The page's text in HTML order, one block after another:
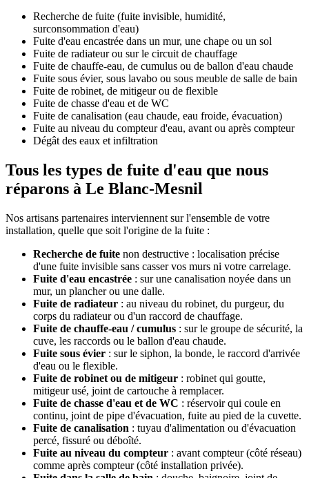
Recherche de fuite (fuite invisible, humidité,
surconsommation d'eau)
Fuite d'eau encastrée dans un mur, une chape ou un sol
Fuite de radiateur ou sur le circuit de chauffage
Fuite de chauffe-eau, de cumulus ou de ballon d'eau chaude
Fuite sous évier, sous lavabo ou sous meuble de salle de bain
Fuite de robinet, de mitigeur ou de flexible
Fuite de chasse d'eau et de WC
Fuite de canalisation (eau chaude, eau froide, évacuation)
Fuite au niveau du compteur d'eau, avant ou après compteur
Dégât des eaux et infiltration
Tous les types de fuite d'eau que nous
réparons à Le Blanc-Mesnil
Nos artisans partenaires interviennent sur l'ensemble de votre
installation, quelle que soit l'origine de la fuite :
Recherche de fuite non destructive : localisation précise
d'une fuite invisible sans casser vos murs ni votre carrelage.
Fuite d'eau encastrée : sur une canalisation noyée dans un
mur, un plancher ou une dalle.
Fuite de radiateur : au niveau du robinet, du purgeur, du
corps du radiateur ou d'un raccord de chauffage.
Fuite de chauffe-eau / cumulus : sur le groupe de sécurité, la
cuve, les raccords ou le ballon d'eau chaude.
Fuite sous évier : sur le siphon, la bonde, le raccord d'arrivée
d'eau ou le flexible.
Fuite de robinet ou de mitigeur : robinet qui goutte,
mitigeur usé, joint de cartouche à remplacer.
Fuite de chasse d'eau et de WC : réservoir qui coule en
continu, joint de pipe d'évacuation, fuite au pied de la cuvette.
Fuite de canalisation : tuyau d'alimentation ou d'évacuation
percé, fissuré ou déboîté.
Fuite au niveau du compteur : avant compteur (côté réseau)
comme après compteur (côté installation privée).